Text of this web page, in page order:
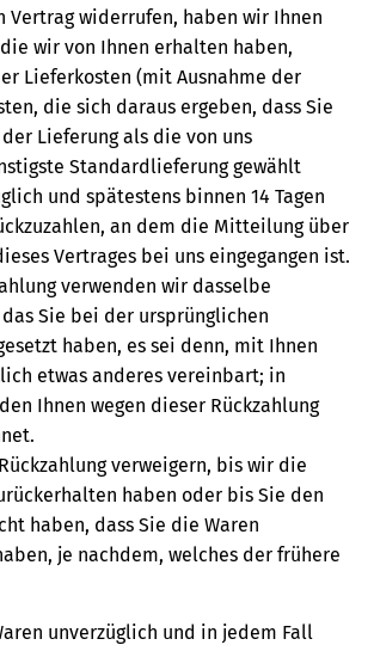
Vertrag widerrufen, haben wir Ihnen
wir von Ihnen erhalten haben,
Lieferkosten (mit Ausnahme der
die sich daraus ergeben, dass Sie
Lieferung als die von uns
Standardlieferung gewählt
und spätestens binnen 14 Tagen
an dem die Mitteilung über
Vertrages bei uns eingegangen ist.
verwenden wir dasselbe
Sie bei der ursprünglichen
haben, es sei denn, mit Ihnen
etwas anderes vereinbart; in
Ihnen wegen dieser Rückzahlung
verweigern, bis wir die
haben oder bis Sie den
haben, dass Sie die Waren
je nachdem, welches der frühere
unverzüglich und in jedem Fall